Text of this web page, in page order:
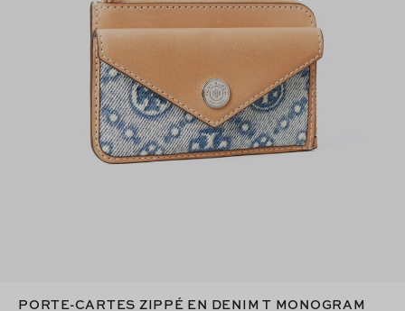
PORTE-CARTES ZIPPÉ EN DENIM T MONOGRAM